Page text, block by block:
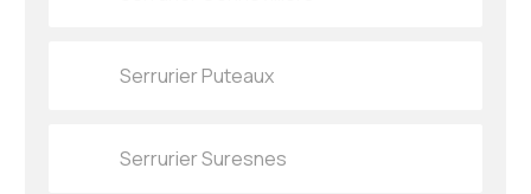
Serrurier Puteaux
Serrurier Suresnes